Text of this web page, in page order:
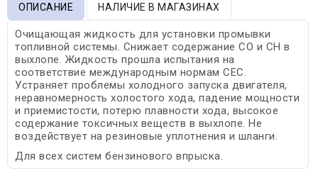
ОПИСАНИЕ НАЛИЧИЕ В МАГАЗИНАХ
Очищающая жидкость для установки промывки
топливной системы. Снижает содержание СО и СН в
выхлопе. Жидкость прошла испытания на
соответствие международным нормам CEC.
Устраняет проблемы холодного запуска двигателя,
неравномерность холостого хода, падение мощности
и приемистости, потерю плавности хода, высокое
содержание токсичных веществ в выхлопе. Не
воздействует на резиновые уплотнения и шланги.
Для всех систем бензинового впрыска.